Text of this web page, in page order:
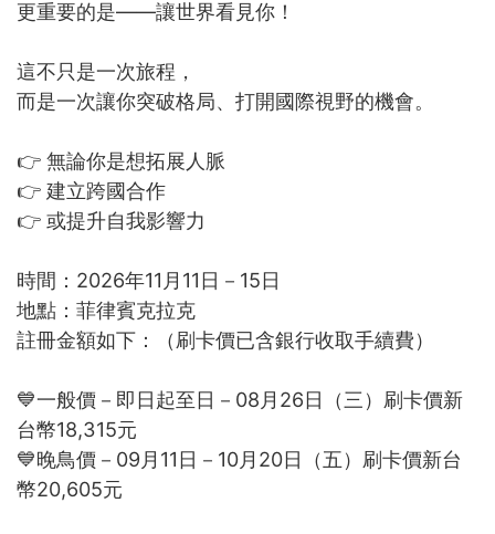
更重要的是——讓世界看見你！
這不只是一次旅程，
而是一次讓你突破格局、打開國際視野的機會。
👉 無論你是想拓展人脈
👉 建立跨國合作
👉 或提升自我影響力
時間：2026年11月11日－15日
地點：菲律賓克拉克
註冊金額如下：（刷卡價已含銀行收取手續費）
💙一般價－即日起至日－08月26日（三）刷卡價新
台幣18,315元
💙晚鳥價－09月11日－10月20日（五）刷卡價新台
幣20,605元